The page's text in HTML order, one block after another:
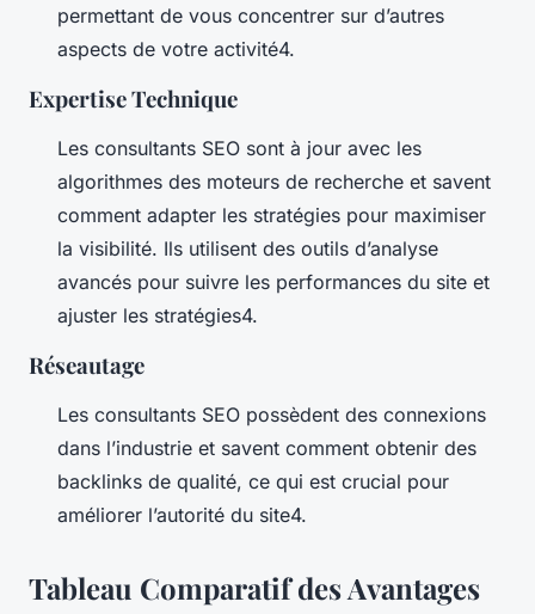
permettant de vous concentrer sur d’autres
aspects de votre activité4.
Expertise Technique
Les consultants SEO sont à jour avec les
algorithmes des moteurs de recherche et savent
comment adapter les stratégies pour maximiser
la visibilité. Ils utilisent des outils d’analyse
avancés pour suivre les performances du site et
ajuster les stratégies4.
Réseautage
Les consultants SEO possèdent des connexions
dans l’industrie et savent comment obtenir des
backlinks de qualité, ce qui est crucial pour
améliorer l’autorité du site4.
Tableau Comparatif des Avantages